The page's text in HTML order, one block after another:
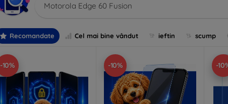
Motorola Edge 60 Fusion
Recomandate Cel mai bine vândut ieftin scump
-10% -10% -